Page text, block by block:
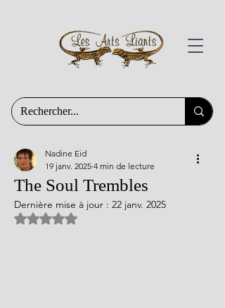
The Soul Trembles
Nadine Eid
19 janv. 2025 4 min de lecture
Dernière mise à jour : 22 janv. 2025
Noté NaN étoiles sur 5.